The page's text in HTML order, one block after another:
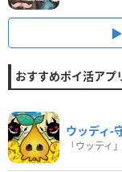
おすすめポイ活アプ
ウッディ‐
「ウッディ